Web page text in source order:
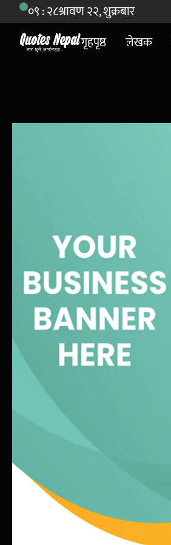
०९ : २८श्रावण २२, शुक्रबार
गृहपृष्ठ
लेखक